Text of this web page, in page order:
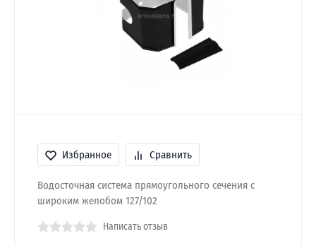
Избранное Сравнить
Водосточная система прямоугольного сечения с
широким желобом 127/102
Написать отзыв